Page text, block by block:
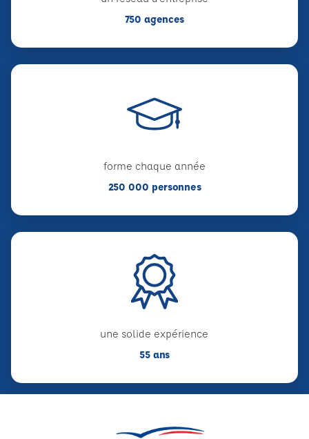
750 agences
forme chaque année
250 000 personnes
une solide expérience
55 ans